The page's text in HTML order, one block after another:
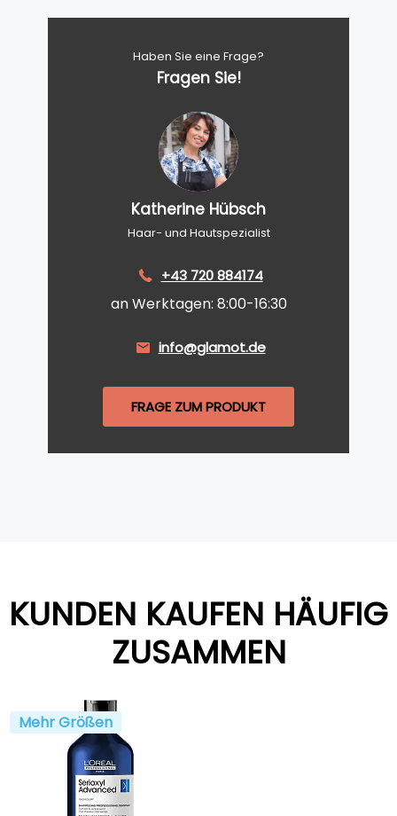
Haben Sie eine Frage?
Fragen Sie!
Katherine Hübsch
Haar- und Hautspezialist
+43 720 884174
an Werktagen: 8:00-16:30
info@glamot.de
FRAGE ZUM PRODUKT
KUNDEN KAUFEN HÄUFIG
ZUSAMMEN
Mehr Größen